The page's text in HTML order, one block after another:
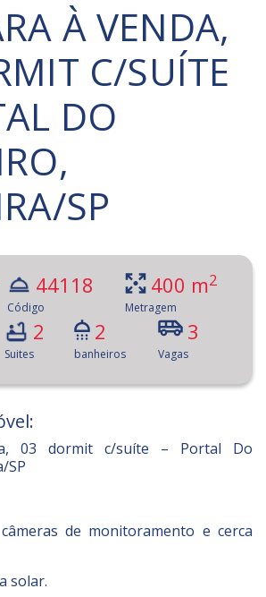
À VENDA,
C/SUÍTE
DO
SP
44118
Código
400 m2
Metragem
2
Suites
2
banheiros
3
Vagas
03 dormit c/suíte – Portal Do
SP
de monitoramento e cerca
solar.